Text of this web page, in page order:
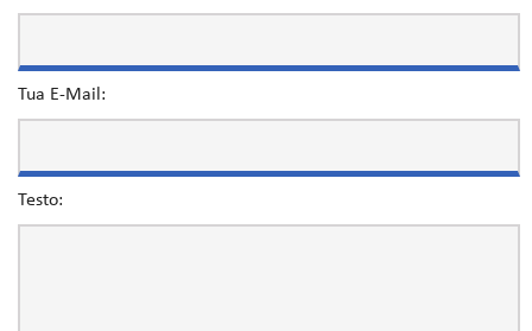
Tua E-Mail:
Testo: